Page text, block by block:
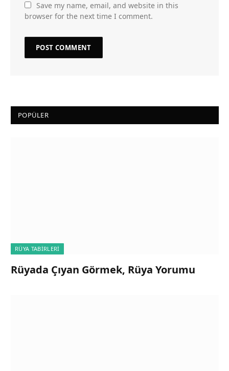
Save my name, email, and website in this
browser for the next time I comment.
POPÜLER
RÜYA TABIRLERI
Rüyada Çıyan Görmek, Rüya Yorumu